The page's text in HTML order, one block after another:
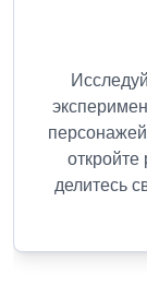
делитесь